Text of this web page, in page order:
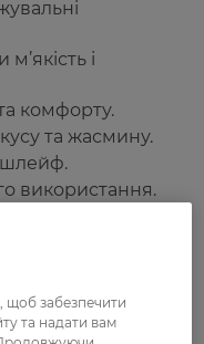
і
комфорту.
та жасмину.
шлейф.
використання.
забезпечити
та надати вам